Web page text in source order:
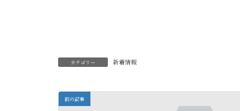
カテゴリー 新着情報
前の記事